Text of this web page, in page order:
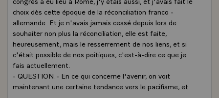
choix dès cette époque de la réconciliation franco -
allemande. Et je n'avais jamais cessé depuis lors de
souhaiter non plus la réconciliation, elle est faite,
heureusement, mais le resserrement de nos liens, et si
c'était possible de nos poitiques, c'est-à-dire ce que je
fais actuellement.
- QUESTION.- En ce qui concerne l'avenir, on voit
maintenant une certaine tendance vers le pacifisme, et